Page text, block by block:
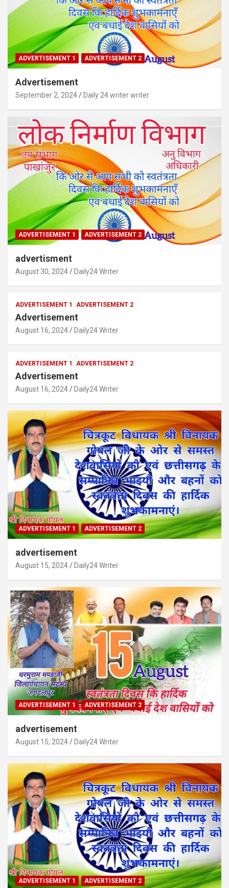
ADVERTISEMENT 1 ADVERTISEMENT 2
Advertisement
September 2, 2024 Daily 24 writer writer
ADVERTISEMENT 1 ADVERTISEMENT 2
advertisment
August 30, 2024 Daily24 Writer
ADVERTISEMENT 1 ADVERTISEMENT 2
Advertisement
August 16, 2024 Daily24 Writer
ADVERTISEMENT 1 ADVERTISEMENT 2
Advertisement
August 16, 2024 Daily24 Writer
ADVERTISEMENT 1 ADVERTISEMENT 2
advertisement
August 15, 2024 Daily24 Writer
ADVERTISEMENT 1 ADVERTISEMENT 2
advertisement
August 15, 2024 Daily24 Writer
ADVERTISEMENT 1 ADVERTISEMENT 2